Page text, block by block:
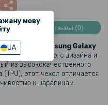
мову
UA
4G / 5G с защитой на камеру
для Samsung Galaxy A17 4G /
Отзывы (0)
Case для
Samsung Galaxy
стильного дизайна и
из высококачественного
этот чехол отличается
к царапинам.